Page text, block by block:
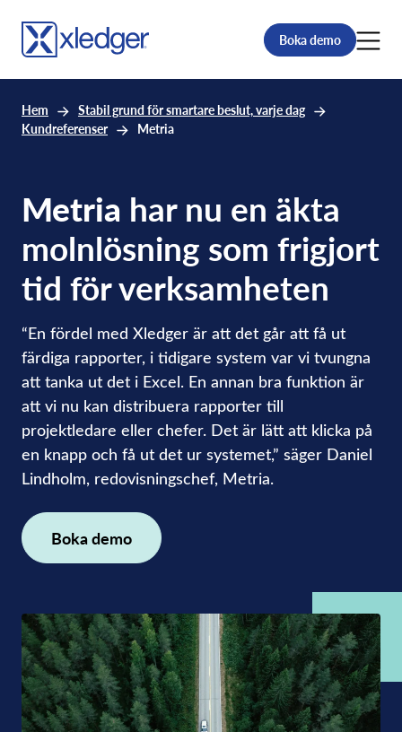
Boka demo
Hem
Stabil grund för smartare beslut, varje dag
Kundreferenser
Metria
Metria har nu en äkta
molnlösning som frigjort
tid för verksamheten
“En fördel med Xledger är att det går att få ut
färdiga rapporter, i tidigare system var vi tvungna
att tanka ut det i Excel. En annan bra funktion är
att vi nu kan distribuera rapporter till
projektledare eller chefer. Det är lätt att klicka på
en knapp och få ut det ur systemet,” säger Daniel
Lindholm, redovisningschef, Metria.
Boka demo